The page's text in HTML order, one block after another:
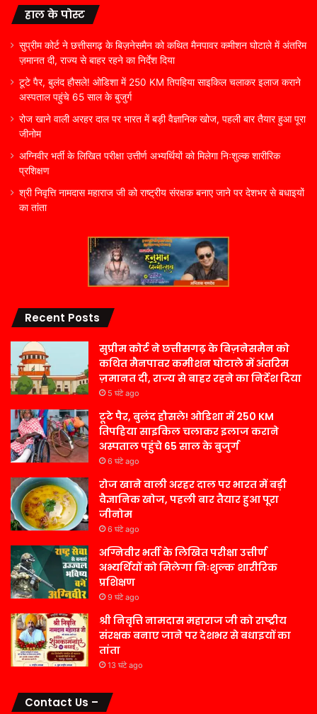
हाल के पोस्ट
सुप्रीम कोर्ट ने छत्तीसगढ़ के बिज़नेसमैन को कथित मैनपावर कमीशन घोटाले में अंतरिम
ज़मानत दी, राज्य से बाहर रहने का निर्देश दिया
टूटे पैर, बुलंद हौसले! ओडिशा में 250 KM तिपहिया साइकिल चलाकर इलाज कराने
अस्पताल पहुंचे 65 साल के बुजुर्ग
रोज खाने वाली अरहर दाल पर भारत में बड़ी वैज्ञानिक खोज, पहली बार तैयार हुआ पूरा
जीनोम
अग्निवीर भर्ती के लिखित परीक्षा उत्तीर्ण अभ्यर्थियों को मिलेगा निःशुल्क शारीरिक
प्रशिक्षण
श्री निवृत्ति नामदास महाराज जी को राष्ट्रीय संरक्षक बनाए जाने पर देशभर से बधाइयों
का तांता
Recent Posts
सुप्रीम कोर्ट ने छत्तीसगढ़ के बिज़नेसमैन को
कथित मैनपावर कमीशन घोटाले में अंतरिम
ज़मानत दी, राज्य से बाहर रहने का निर्देश दिया
5 घंटे ago
टूटे पैर, बुलंद हौसले! ओडिशा में 250 KM
तिपहिया साइकिल चलाकर इलाज कराने
अस्पताल पहुंचे 65 साल के बुजुर्ग
6 घंटे ago
रोज खाने वाली अरहर दाल पर भारत में बड़ी
वैज्ञानिक खोज, पहली बार तैयार हुआ पूरा
जीनोम
6 घंटे ago
अग्निवीर भर्ती के लिखित परीक्षा उत्तीर्ण
अभ्यर्थियों को मिलेगा निःशुल्क शारीरिक
प्रशिक्षण
9 घंटे ago
श्री निवृत्ति नामदास महाराज जी को राष्ट्रीय
संरक्षक बनाए जाने पर देशभर से बधाइयों का
तांता
13 घंटे ago
Contact Us –